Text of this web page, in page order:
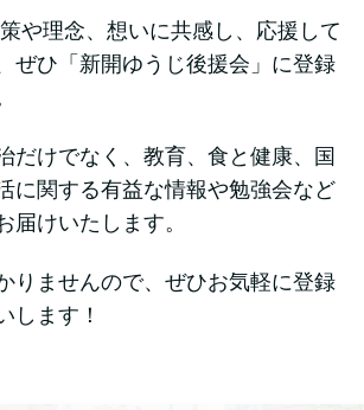
や理念、想いに共感し、応援して
ぜひ「新開ゆうじ後援会」に登録
だけでなく、教育、食と健康、国
に関する有益な情報や勉強会など
届けいたします。
りませんので、ぜひお気軽に登録
します！